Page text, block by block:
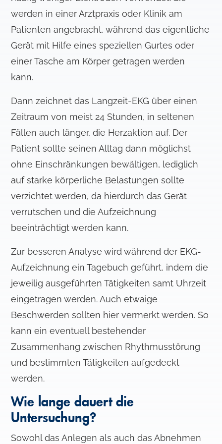
l
werden in einer Arztpraxis oder Klinik am
Patienten angebracht, während das eigentliche
Gerät mit Hilfe eines speziellen Gurtes oder
einer Tasche am Körper getragen werden
kann.
Dann zeichnet das Langzeit-EKG über einen
Zeitraum von meist 24 Stunden, in seltenen
Fällen auch länger, die Herzaktion auf. Der
Patient sollte seinen Alltag dann möglichst
ohne Einschränkungen bewältigen, lediglich
auf starke körperliche Belastungen sollte
verzichtet werden, da hierdurch das Gerät
verrutschen und die Aufzeichnung
beeinträchtigt werden kann.
Zur besseren Analyse wird während der EKG-
Aufzeichnung ein Tagebuch geführt, indem die
jeweilig ausgeführten Tätigkeiten samt Uhrzeit
eingetragen werden. Auch etwaige
Beschwerden sollten hier vermerkt werden. So
kann ein eventuell bestehender
Zusammenhang zwischen Rhythmusstörung
und bestimmten Tätigkeiten aufgedeckt
werden.
Wie lange dauert die
Untersuchung?
Sowohl das Anlegen als auch das Abnehmen